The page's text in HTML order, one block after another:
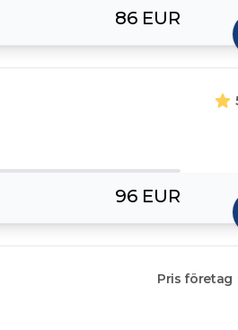
86 EUR
96 EUR
Pris företag